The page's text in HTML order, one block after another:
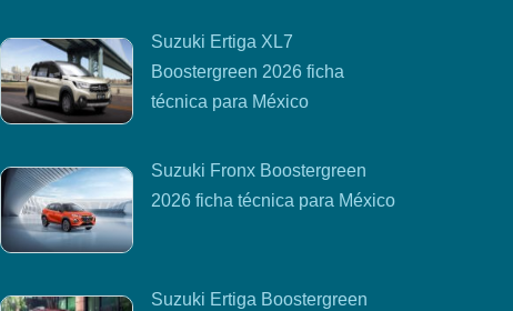
Suzuki Ertiga XL7
Boostergreen 2026 ficha
técnica para México
Suzuki Fronx Boostergreen
2026 ficha técnica para México
Suzuki Ertiga Boostergreen